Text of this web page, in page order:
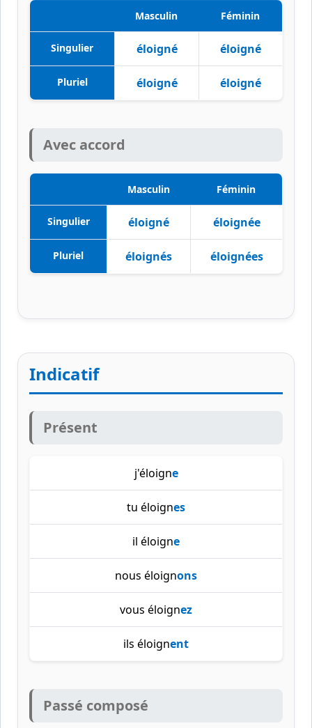
Masculin Féminin
Singulier éloigné éloigné
Pluriel éloigné éloigné
Avec accord
Masculin Féminin
Singulier éloigné éloignée
Pluriel éloignés éloignées
Indicatif
Présent
j'éloigne
tu éloignes
il éloigne
nous éloignons
vous éloignez
ils éloignent
Passé composé